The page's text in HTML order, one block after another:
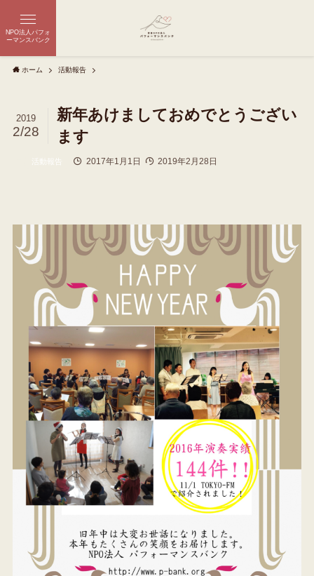
NPO法人パフォ
ーマンスバンク
ホーム 活動報告
新年あけましておめでとうござい
ます
2019
2/28
活動報告 2017年1月1日 2019年2月28日